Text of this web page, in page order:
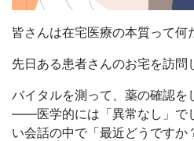
皆さんは在宅医療の本質って何
先日ある患者さんのお宅を訪問
バイタルを測って、薬の確認を
——医学的には「異常なし」で
い会話の中で「最近どうですか